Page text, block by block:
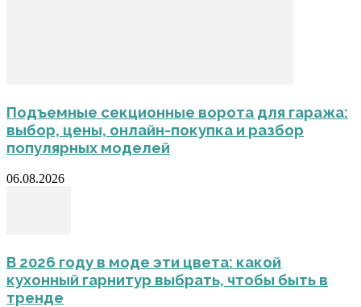
Подъемные секционные ворота для гаража:
выбор, цены, онлайн-покупка и разбор
популярных моделей
06.08.2026
В 2026 году в моде эти цвета: какой
кухонный гарнитур выбрать, чтобы быть в
тренде